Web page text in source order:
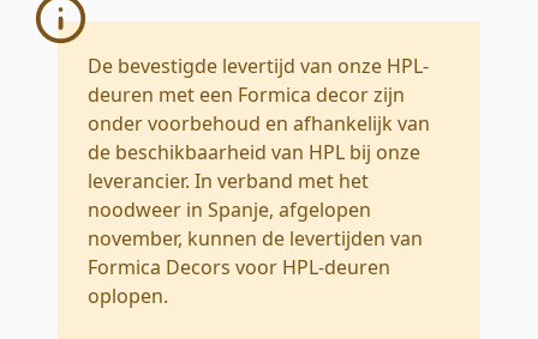
De bevestigde levertijd van onze HPL-
deuren met een Formica decor zijn
onder voorbehoud en afhankelijk van
de beschikbaarheid van HPL bij onze
leverancier. In verband met het
noodweer in Spanje, afgelopen
november, kunnen de levertijden van
Formica Decors voor HPL-deuren
oplopen.